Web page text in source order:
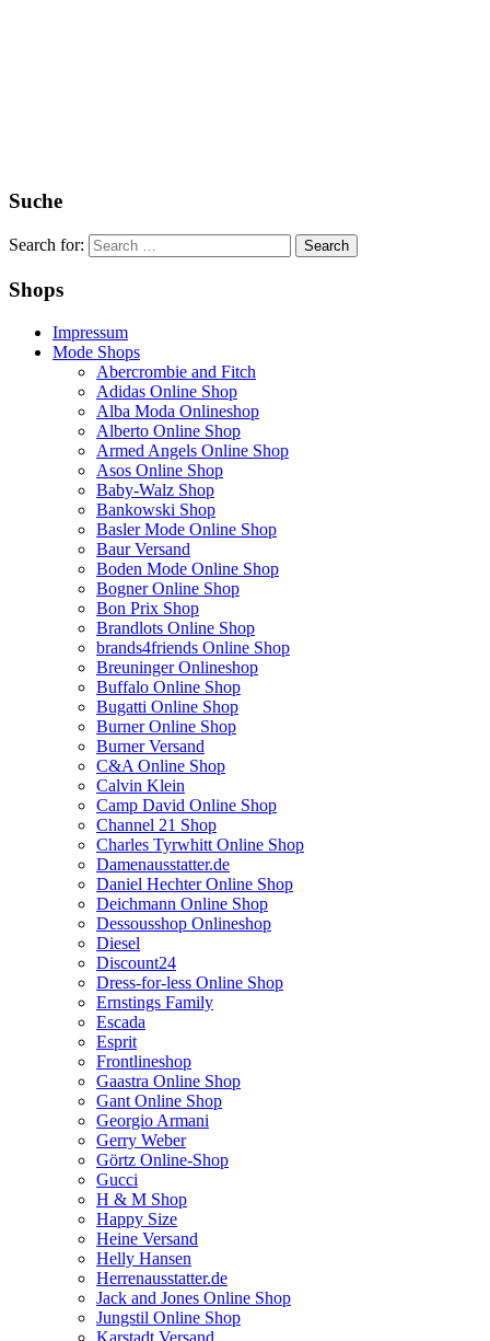
Suche
Search for:
Shops
Impressum
Mode Shops
Abercrombie and Fitch
Adidas Online Shop
Alba Moda Onlineshop
Alberto Online Shop
Armed Angels Online Shop
Asos Online Shop
Baby-Walz Shop
Bankowski Shop
Basler Mode Online Shop
Baur Versand
Boden Mode Online Shop
Bogner Online Shop
Bon Prix Shop
Brandlots Online Shop
brands4friends Online Shop
Breuninger Onlineshop
Buffalo Online Shop
Bugatti Online Shop
Burner Online Shop
Burner Versand
C&A Online Shop
Calvin Klein
Camp David Online Shop
Channel 21 Shop
Charles Tyrwhitt Online Shop
Damenausstatter.de
Daniel Hechter Online Shop
Deichmann Online Shop
Dessousshop Onlineshop
Diesel
Discount24
Dress-for-less Online Shop
Ernstings Family
Escada
Esprit
Frontlineshop
Gaastra Online Shop
Gant Online Shop
Georgio Armani
Gerry Weber
Görtz Online-Shop
Gucci
H & M Shop
Happy Size
Heine Versand
Helly Hansen
Herrenausstatter.de
Jack and Jones Online Shop
Jungstil Online Shop
Karstadt Versand